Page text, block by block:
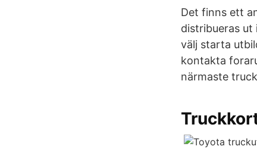
Det finns ett
distribueras
välj starta
kontakta
närmaste